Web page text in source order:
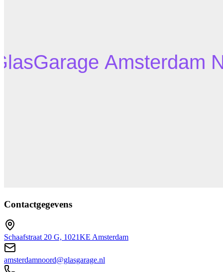
Contactgegevens
Schaafstraat 20 G, 1021KE Amsterdam
amsterdamnoord@glasgarage.nl